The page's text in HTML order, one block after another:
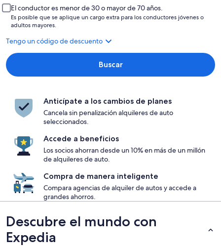
El conductor es menor de 30 o mayor de 70 años.
Es posible que se aplique un cargo extra para los conductores jóvenes o
adultos mayores.
Tengo un código de descuento
Buscar
Anticípate a los cambios de planes
Cancela sin penalización alquileres de auto
seleccionados.
Accede a beneficios
Los socios ahorran desde un 10% en más de un millón
de alquileres de auto.
Compra de manera inteligente
Compara agencias de alquiler de autos y accede a
grandes ahorros.
Descubre el mundo con
Expedia